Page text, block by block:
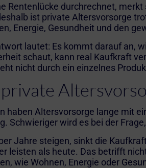
Rentenlücke durchrechnet,
ist private Altersvorsorge
Energie, Gesundheit und den
lautet: Es kommt darauf an,
schaut, kann real Kaufkraft
nicht durch ein einzelnes
haben Altersvorsorge lange mit
Schwieriger wird es bei der
Jahre steigen, sinkt die
leisten als heute. Das betrifft
wie Wohnen, Energie oder